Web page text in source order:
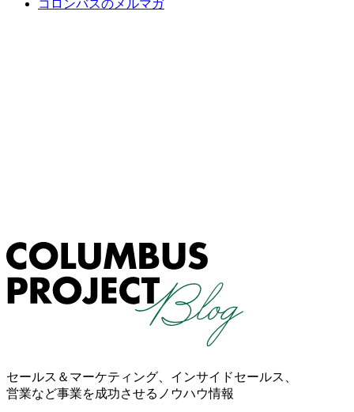
コロンバスのメルマガ
セールス＆マーケティング、インサイドセールス、
営業など事業を成功させるノウハウ情報